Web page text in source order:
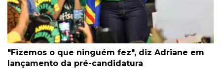
"Fizemos o que ninguém fez", diz Adriane em
lançamento da pré-candidatura